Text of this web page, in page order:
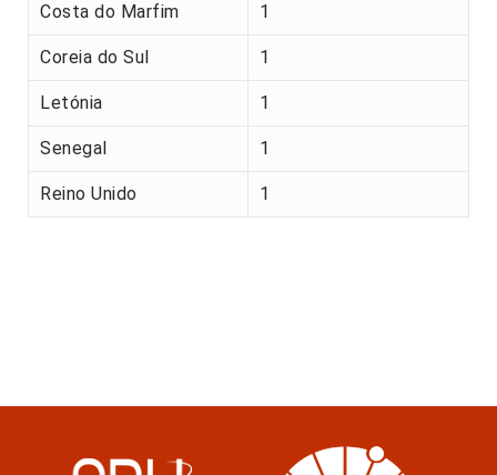
Costa do Marfim 1
Coreia do Sul 1
Letónia 1
Senegal 1
Reino Unido 1